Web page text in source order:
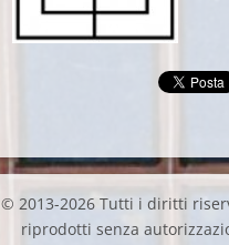
© 2013-2026 Tutti i diritti
riprodotti senza